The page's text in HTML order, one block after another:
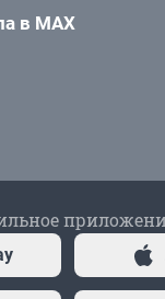
в MAX